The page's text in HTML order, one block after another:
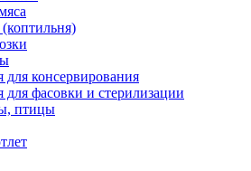
консервирования
фасовки и стерилизации
птицы